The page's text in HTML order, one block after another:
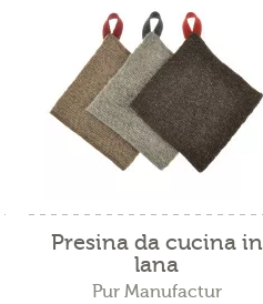
Presina da cucina in
lana
Pur Manufactur